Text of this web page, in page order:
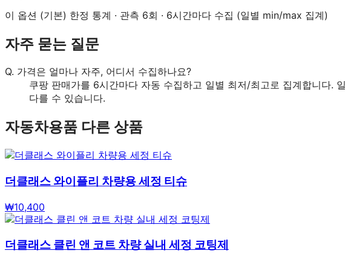
이 옵션 (기본) 한정 통계 · 관측 6회 · 6시간마다 수집 (일별 min/max 집계)
자주 묻는 질문
Q. 가격은 얼마나 자주, 어디서 수집하나요?
쿠팡 판매가를 6시간마다 자동 수집하고 일별 최저/최고로 집계합니다.
다를 수 있습니다.
자동차용품 다른 상품
더클래스 와이플리 차량용 세정 티슈
₩10,400
더클래스 클린 앤 코트 차량 실내 세정 코팅제